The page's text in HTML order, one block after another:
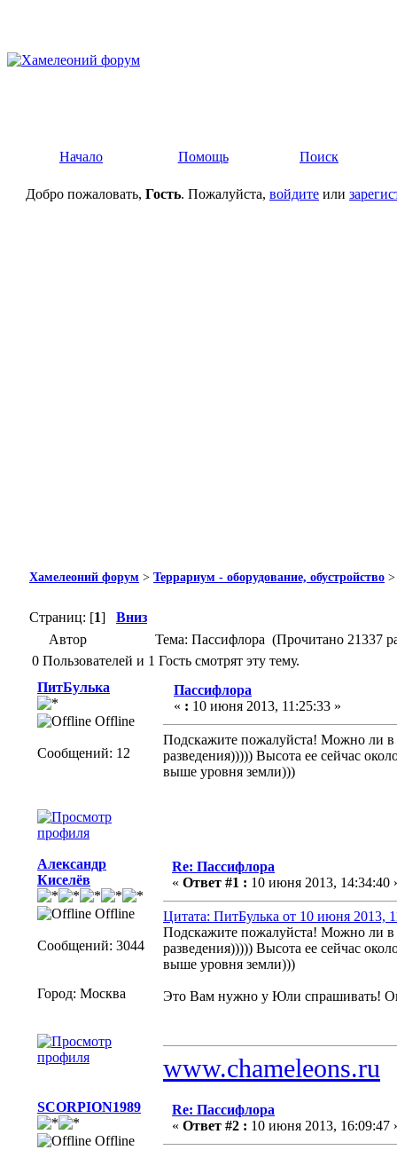
Начало Помощь Поиск
Добро пожаловать, Гость. Пожалуйста, войдите или
Хамелеоний форум > Террариум - оборудование, обустройство
Страниц: [1] Вниз
Автор
Тема: Пассифлора (Прочитано 21337
0 Пользователей и 1 Гость смотрят эту тему.
ПитБулька
Offline
Сообщений: 12
Пассифлора
« : 10 июня 2013, 11:25:33 »
Подскажите пожалуйста! Можно ли в
разведения))))) Высота ее сейчас
выше уровня земли)))
Александр
Киселёв
Offline
Сообщений: 3044
Город: Москва
Re: Пассифлора
« Ответ #1 : 10 июня 2013, 14:34:40
Цитата: ПитБулька от 10 июня 2013,
Подскажите пожалуйста! Можно ли в
разведения))))) Высота ее сейчас
выше уровня земли)))
Это Вам нужно у Юли спрашивать!
www.chameleons.ru
SCORPION1989
Offline
Re: Пассифлора
« Ответ #2 : 10 июня 2013, 16:09:47